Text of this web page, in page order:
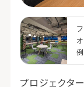
プロジェクタ